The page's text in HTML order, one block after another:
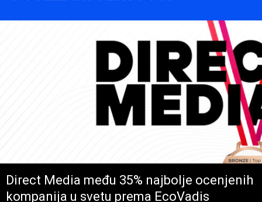
Direct Media među 35% najbolje ocenjenih
kompanija u svetu prema EcoVadis